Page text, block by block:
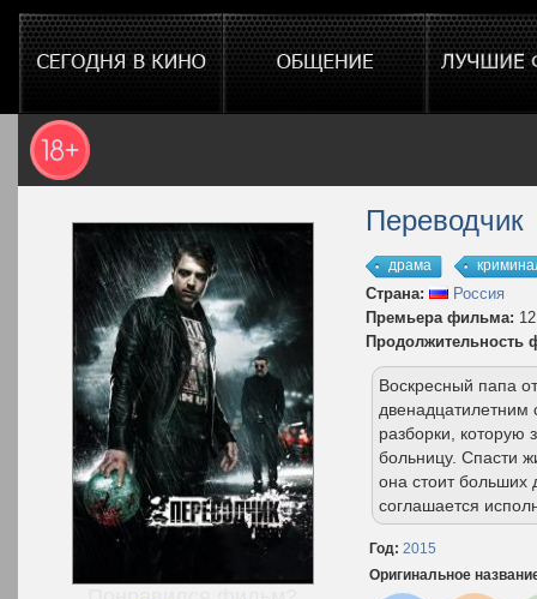
Переводчик
драма
Страна:
Россия
Премьера фильма:
Продолжительность
Воскресный папа
разборки, которую
больницу. Спасти
она стоит больших
соглашается
Год: 2015
Оригинальное